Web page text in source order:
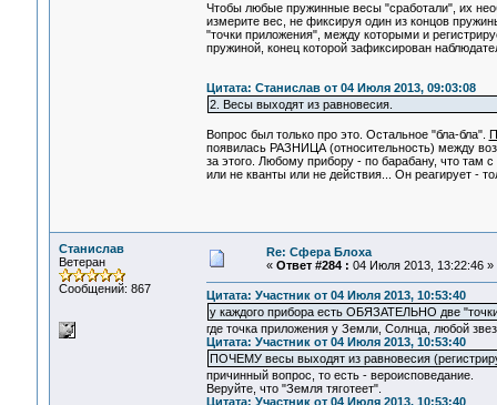
Чтобы любые пружинные весы "сработали", их
измерите вес, не фиксируя один из концов
"точки приложения", между которыми и
пружиной, конец которой зафиксирован
Цитата: Станислав от 04 Июля 2013, 09:03:08
2. Весы выходят из равновесия.
Вопрос был только про это. Остальное "бла-бла".
появилась РАЗНИЦА (относительность) между
за этого. Любому прибору - по барабану, что там
или не кванты или не действия... Он реагирует -
Станислав
Ветеран
Сообщений: 867
Re: Сфера Блоха
« Ответ #284 : 04 Июля 2013, 13:22:46 »
Цитата: Участник от 04 Июля 2013, 10:53:40
у каждого прибора есть ОБЯЗАТЕЛЬНО две
где точка приложения у Земли, Солнца, любой
Цитата: Участник от 04 Июля 2013, 10:53:40
ПОЧЕМУ весы выходят из равновесия
причинный вопрос, то есть - вероисповедание.
Веруйте, что "Земля тяготеет".
Цитата: Участник от 04 Июля 2013, 10:53:40